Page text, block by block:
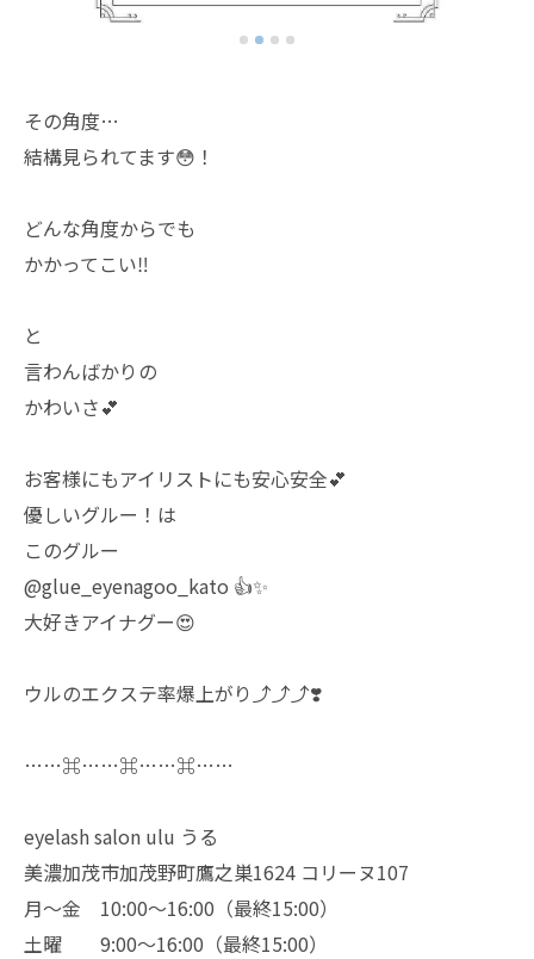
その角度…
結構見られてます😳！
どんな角度からでも
かかってこい‼️
と
言わんばかりの
かわいさ💕
お客様にもアイリストにも安心安全💕
優しいグルー！は
このグルー
@glue_eyenagoo_kato 👍✨
大好きアイナグー😍
ウルのエクステ率爆上がり⤴︎⤴︎⤴︎❣️
……⌘……⌘……⌘……
eyelash salon ulu うる
美濃加茂市加茂野町鷹之巣1624 コリーヌ107
月〜金 10:00〜16:00（最終15:00）
土曜 9:00〜16:00（最終15:00）